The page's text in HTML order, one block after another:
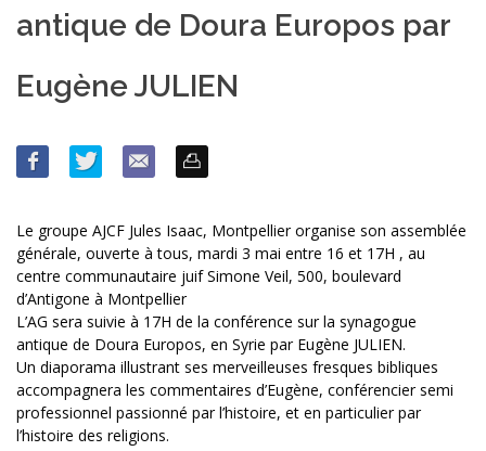
antique de Doura Europos par
Eugène JULIEN
Le groupe AJCF Jules Isaac, Montpellier organise son assemblée
générale, ouverte à tous, mardi 3 mai entre 16 et 17H , au
centre communautaire juif Simone Veil, 500, boulevard
d’Antigone à Montpellier
L’AG sera suivie à 17H de la conférence sur la synagogue
antique de Doura Europos, en Syrie par Eugène JULIEN.
Un diaporama illustrant ses merveilleuses fresques bibliques
accompagnera les commentaires d’Eugène, conférencier semi
professionnel passionné par l’histoire, et en particulier par
l’histoire des religions.